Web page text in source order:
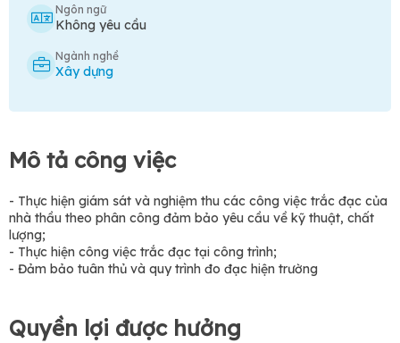
Ngôn ngữ
Không yêu cầu
Ngành nghề
Xây dựng
Mô tả công việc
- Thực hiện giám sát và nghiệm thu các công việc trắc đạc của
nhà thầu theo phân công đảm bảo yêu cầu về kỹ thuật, chất
lượng;
- Thực hiện công việc trắc đạc tại công trình;
- Đảm bảo tuân thủ và quy trình đo đạc hiện trường
Quyền lợi được hưởng